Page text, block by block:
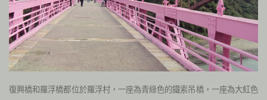
復興橋和羅浮橋都位於羅浮村，一座為青綠色的鐵索吊橋，一座為大紅色